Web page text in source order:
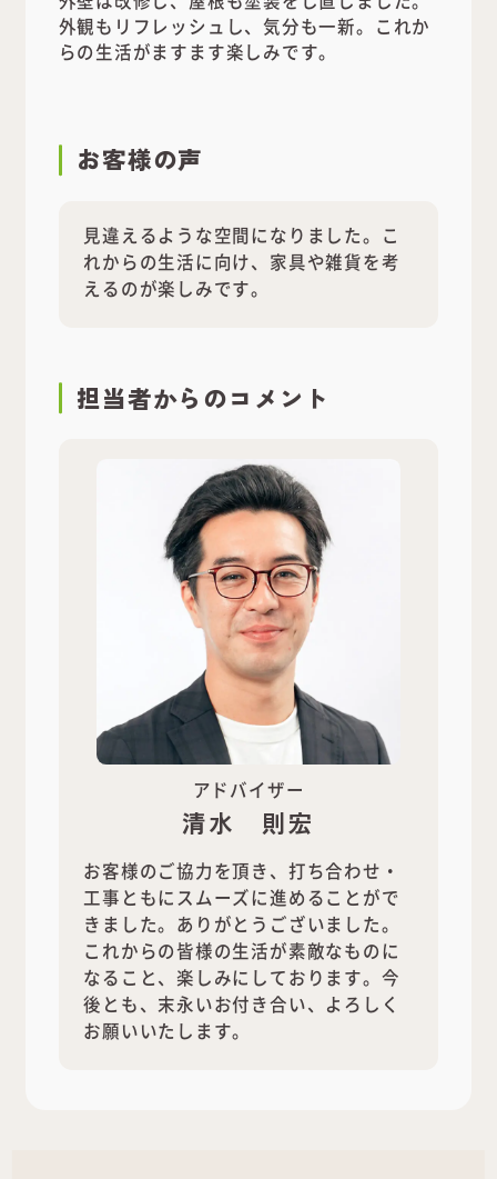
外観もリフレッシュし、気分も一新。これか
らの生活がますます楽しみです。
お客様の声
見違えるような空間になりました。こ
れからの生活に向け、家具や雑貨を考
えるのが楽しみです。
担当者からのコメント
アドバイザー
清水 則宏
お客様のご協力を頂き、打ち合わせ・
工事ともにスムーズに進めることがで
きました。ありがとうございました。
これからの皆様の生活が素敵なものに
なること、楽しみにしております。今
後とも、末永いお付き合い、よろしく
お願いいたします。